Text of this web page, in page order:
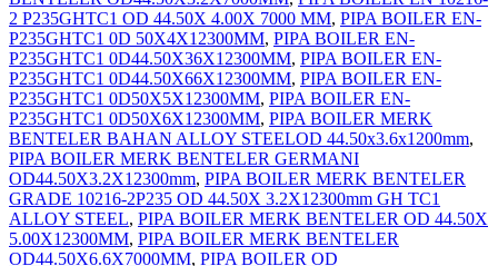
2 P235GHTC1 OD 44.50X 4.00X 7000 MM, PIPA BOILER EN-
P235GHTC1 0D 50X4X12300MM, PIPA BOILER EN-
P235GHTC1 0D44.50X36X12300MM, PIPA BOILER EN-
P235GHTC1 0D44.50X66X12300MM, PIPA BOILER EN-
P235GHTC1 0D50X5X12300MM, PIPA BOILER EN-
P235GHTC1 0D50X6X12300MM, PIPA BOILER MERK
BENTELER BAHAN ALLOY STEELOD 44.50x3.6x1200mm,
PIPA BOILER MERK BENTELER GERMANI
OD44.50X3.2X12300mm, PIPA BOILER MERK BENTELER
GRADE 10216-2P235 OD 44.50X 3.2X12300mm GH TC1
ALLOY STEEL, PIPA BOILER MERK BENTELER OD 44.50X
5.00X12300MM, PIPA BOILER MERK BENTELER
OD44.50X6.6X7000MM, PIPA BOILER OD